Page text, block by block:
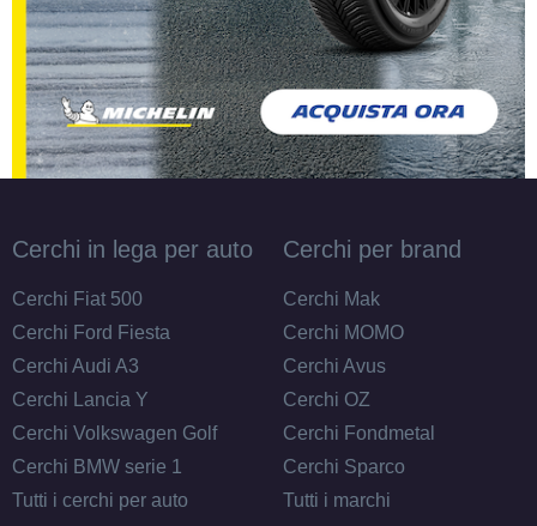
Cerchi in lega per auto
Cerchi Fiat 500
Cerchi Ford Fiesta
Cerchi Audi A3
Cerchi Lancia Y
Cerchi Volkswagen Golf
Cerchi BMW serie 1
Tutti i cerchi per auto
Cerchi per brand
Cerchi Mak
Cerchi MOMO
Cerchi Avus
Cerchi OZ
Cerchi Fondmetal
Cerchi Sparco
Tutti i marchi